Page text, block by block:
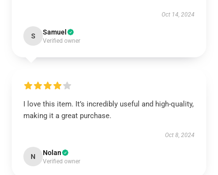
Oct 14, 2024
S Samuel
Verified owner
I love this item. It’s incredibly useful and high-quality,
making it a great purchase.
Oct 8, 2024
N Nolan
Verified owner